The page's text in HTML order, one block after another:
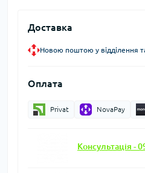
Доставка
Новою поштою у відділення
Оплата
Privat NovaPay
Консультація -